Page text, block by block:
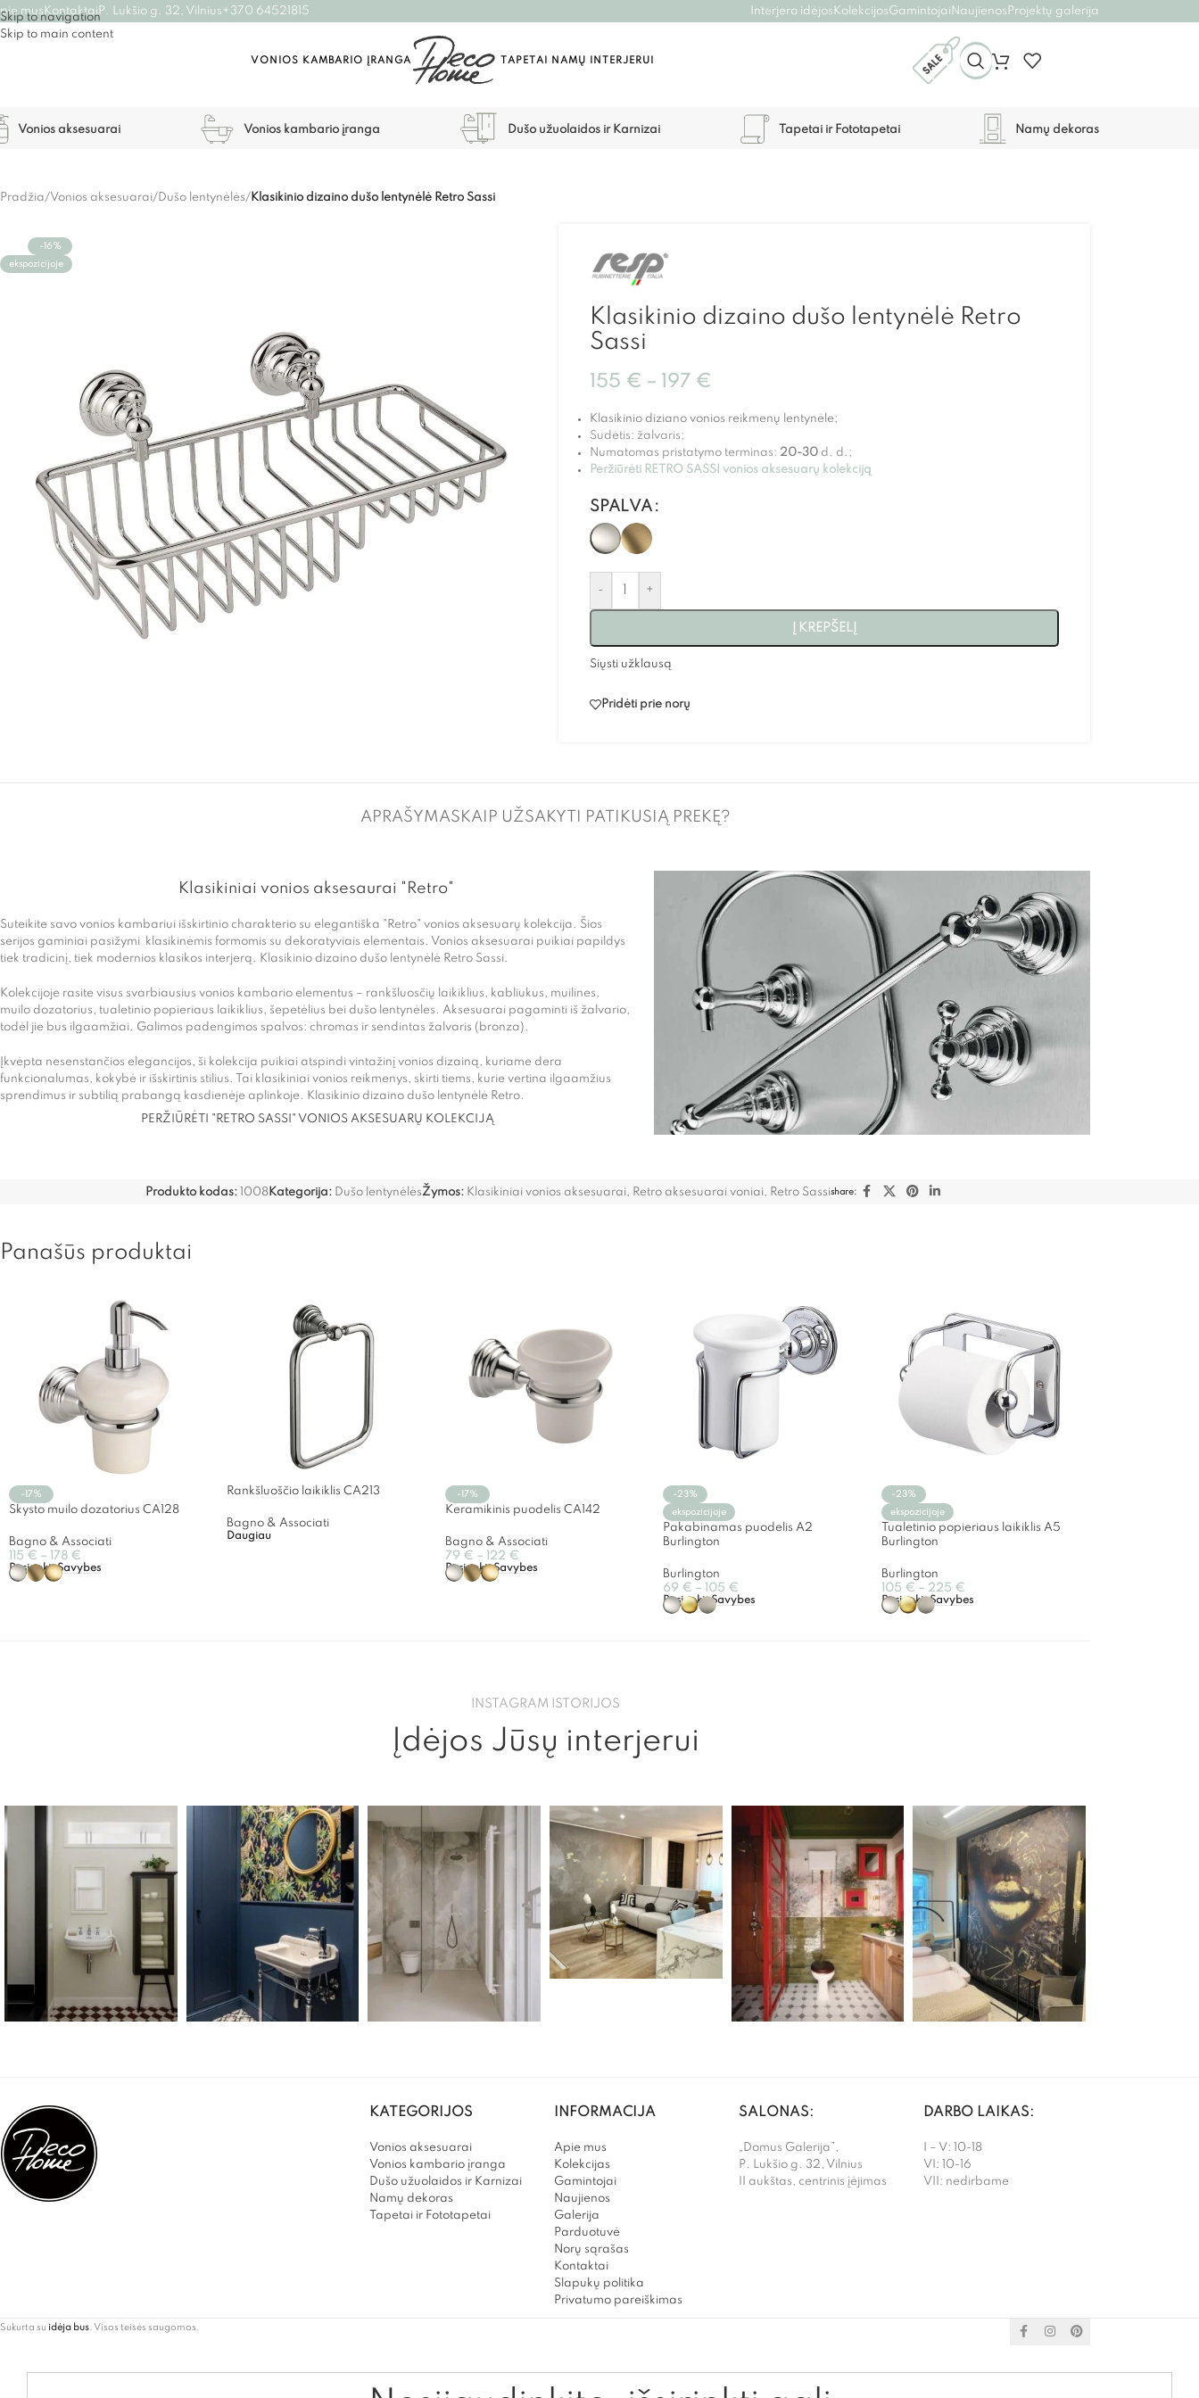
Skip to navigation
Skip to main content
mus Kontaktai P. Lukšio g. 32, Vilnius +370 64521815 Interjero idėjos KolekcijosGamintojai Naujienos Projektų galerija
VONIOS KAMBARIO ĮRANGA TAPETAI NAMŲ INTERJERUI
Vonios aksesuarai Vonios kambario įranga Dušo užuolaidos ir Karnizai Tapetai ir Fototapetai Namų dekoras
Pradžia/Vonios aksesuarai/Dušo lentynėlės/ Klasikinio dizaino dušo lentynėlė Retro Sassi
-16%
ekspozicijoje
Klasikinio dizaino dušo lentynėlė Retro
Sassi
155 € – 197 €
Klasikinio diziano vonios reikmenų lentynėle;
Sudėtis: žalvaris;
Numatomas pristatymo terminas: 20-30d. d.;
Peržiūrėti RETRO SASSI vonios aksesuarų kolekciją
SPALVA
- +
Į KREPŠELĮ
Siųsti užklausą
Pridėti prie norų
APRAŠYMAS KAIP UŽSAKYTI PATIKUSIĄ PREKĘ?
Klasikiniai vonios aksesaurai "Retro"
Suteikite savo vonios kambariui išskirtinio charakterio su elegantiška "Retro" vonios aksesuarų kolekcija. Šios
serijos gaminiai pasižymi klasikinėmis formomis su dekoratyviais elementais. Vonios aksesuarai puikiai papildys
tiek tradicinį, tiek modernios klasikos interjerą. Klasikinio dizaino dušo lentynėlė Retro Sassi.
Kolekcijoje rasite visus svarbiausius vonios kambario elementus – rankšluosčių laikiklius, kabliukus, muilines,
muilo dozatorius, tualetinio popieriaus laikiklius, šepetėlius bei dušo lentynėles. Aksesuarai pagaminti iš žalvario,
todėl jie bus ilgaamžiai. Galimos padengimos spalvos: chromas ir sendintas žalvaris (bronza).
Įkvėpta nesenstančios elegancijos, ši kolekcija puikiai atspindi vintažinį vonios dizainą, kuriame dera
funkcionalumas, kokybė ir išskirtinis stilius. Tai klasikiniai vonios reikmenys, skirti tiems, kurie vertina ilgaamžius
sprendimus ir subtilią prabangą kasdienėje aplinkoje. Klasikinio dizaino dušo lentynėlė Retro.
PERŽIŪRĖTI "RETRO SASSI" VONIOS AKSESUARŲ KOLEKCIJĄ
Produkto kodas: 1008Kategorija: Dušo lentynėlėsŽymos: Klasikiniai vonios aksesuarai, Retro aksesuarai voniai, Retro Sassishare:
Panašūs produktai
-17%
Skysto muilo dozatorius CA128
Bagno & Associati
115 € – 178 €
Pasirinkti Savybes
Rankšluoščio laikiklis CA213
Bagno & Associati
Daugiau
-17%
Keramikinis puodelis CA142
Bagno & Associati
79 € – 122 €
Pasirinkti Savybes
-23%
ekspozicijoje
Pakabinamas puodelis A2
Burlington
Burlington
69 € – 105 €
Pasirinkti Savybes
-23%
ekspozicijoje
Tualetinio popieriaus laikiklis A5
Burlington
Burlington
105 € – 225 €
Pasirinkti Savybes
INSTAGRAM ISTORIJOS
Įdėjos Jūsų interjerui
KATEGORIJOS
Vonios aksesuarai
Vonios kambario įranga
Dušo užuolaidos ir Karnizai
Namų dekoras
Tapetai ir Fototapetai
INFORMACIJA
Apie mus
Kolekcijas
Gamintojai
Naujienos
Galerija
Parduotuvė
Norų sąrašas
Kontaktai
Slapukų politika
Privatumo pareiškimas
SALONAS:
„Domus Galerija”,
P. Lukšio g. 32, Vilnius
II aukštas, centrinis įėjimas
DARBO LAIKAS:
I – V: 10-18
VI: 10-16
VII: nedirbame
Sukurta su idėja bus. Visos teisės saugomos.